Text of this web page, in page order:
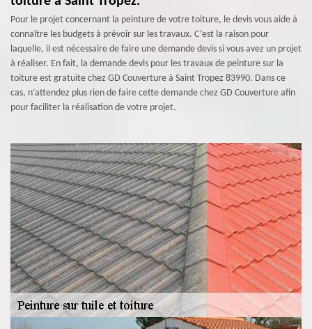
Pour le projet concernant la peinture de votre toiture, le devis vous aide à
connaître les budgets à prévoir sur les travaux. C’est la raison pour
laquelle, il est nécessaire de faire une demande devis si vous avez un projet
à réaliser. En fait, la demande devis pour les travaux de peinture sur la
toiture est gratuite chez GD Couverture à Saint Tropez 83990. Dans ce
cas, n’attendez plus rien de faire cette demande chez GD Couverture afin
pour faciliter la réalisation de votre projet.